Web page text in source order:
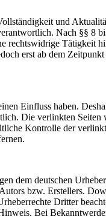
und
Nach §§
rechtswidrige
erst ab dem
Einfluss haben.
Die verlinkten
Kontrolle der
dem deutschen
bzw. Erstellers.
Dritter
Bei